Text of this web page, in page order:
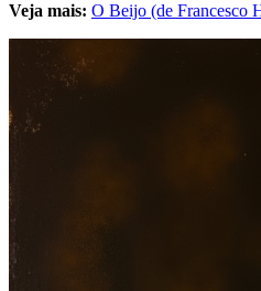
Veja mais: O Beijo (de Francesco